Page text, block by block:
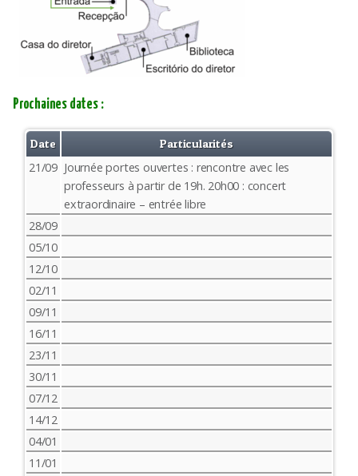
Prochaines dates :
Date Particularités
21/09 Journée portes ouvertes : rencontre avec les
professeurs à partir de 19h. 20h00 : concert
extraordinaire – entrée libre
28/09
05/10
12/10
02/11
09/11
16/11
23/11
30/11
07/12
14/12
04/01
11/01